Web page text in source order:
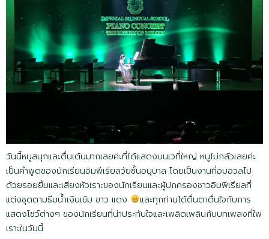
วันนี้หนูสนุกและตื่นเต้นมากเลยค่ะที่ได้แสดงบนเวที่ใหญ่ หนูไม่กลัวเลยค่ะ
เป็นคำพูดของนักเรียนอิมพีเรียลวัยชั้นอนุบาล โดยเป็นงานที่อบอวลไป
ด้วยรอยยิ้มและเสียงหัวเราะของนักเรียนและผู้ปกครองชาวอิมพีเรียลที่
แต่งชุดตามธีมน้ำเงินเข้ม ขาว แดง
และทุกท่านได้ตื่นตาตื่นใจกับการ
แสดงโชว์ต่างๆ ของนักเรียนที่น่าประทับใจและเพลิดเพลินกับบทเพลงที่ใพ
เราะในวันนี้